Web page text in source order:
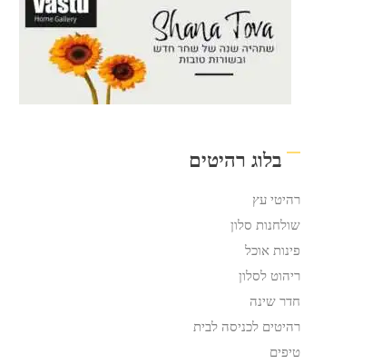
בלוג רהיטים
רהיטי עץ
שולחנות סלון
פינות אוכל
ריהוט לסלון
חדר שינה
רהיטים לכניסה לבית
טיפים